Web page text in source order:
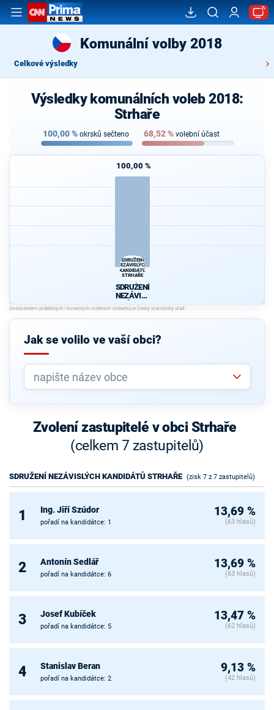
Komunální volby 2018
Celkové výsledky
Výsledky komunálních voleb 2018:
Strhaře
100,00% okrsků sečteno 68,52% volební účast
100,00 %
SDRUŽENÍ
NEZÁVISLÝCH
KANDIDÁTŮ
STRHAŘE
SDRUŽENÍ
NEZÁVISL
ÝCH
KANDIDÁT
Ů
Jak se volilo ve vaší obci?
Zvolení zastupitelé v obci Strhaře
(celkem 7 zastupitelů)
SDRUŽENÍ NEZÁVISLÝCH KANDIDÁTŮ STRHAŘE (zisk 7 z 7 zastupitelů)
1 Ing. Jiří Szúdor
pořadí na kandidátce: 1
13,69 %
(63 hlasů)
2 Antonín Sedlář
pořadí na kandidátce: 6
13,69 %
(63 hlasů)
3 Josef Kubíček
pořadí na kandidátce: 5
13,47 %
(62 hlasů)
4 Stanislav Beran
pořadí na kandidátce: 2
9,13 %
(42 hlasů)